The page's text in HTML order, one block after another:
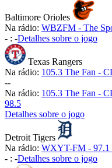
Baltimore Orioles
Na rádio: WBZFM - The
- : -Detalhes sobre o jogo
Texas Rangers
Na rádio: 105.3 The Fan -
--
Na rádio: 105.3 The Fan -
98.5
Detalhes sobre o jogo
Detroit Tigers
Na rádio: WXYT-FM - 97.1
- : -Detalhes sobre o jogo